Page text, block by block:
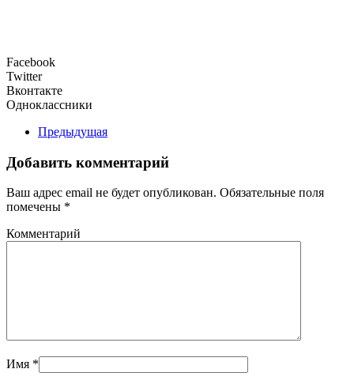
Facebook
Twitter
Вконтакте
Одноклассники
Предыдущая
Добавить комментарий
Ваш адрес email не будет опубликован. Обязательные поля
помечены *
Комментарий
Имя *